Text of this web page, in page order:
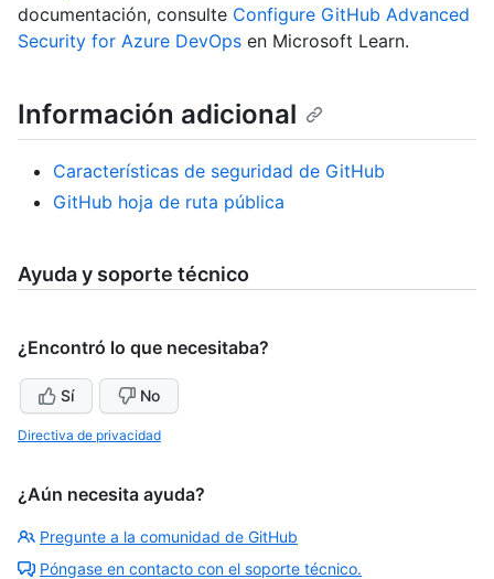
documentación, consulte Configure GitHub Advanced
Security for Azure DevOps en Microsoft Learn.
Información adicional
Características de seguridad de GitHub
GitHub hoja de ruta pública
Ayuda y soporte técnico
¿Encontró lo que necesitaba?
Sí No
Directiva de privacidad
¿Aún necesita ayuda?
Pregunte a la comunidad de GitHub
Póngase en contacto con el soporte técnico.